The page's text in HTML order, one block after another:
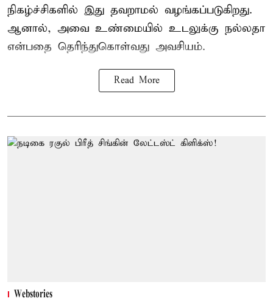
நிகழ்ச்சிகளில் இது தவறாமல் வழங்கப்படுகிறது.
ஆனால், அவை உண்மையில் உடலுக்கு நல்லதா
என்பதை தெரிந்துகொள்வது அவசியம்.
Read More
Webstories